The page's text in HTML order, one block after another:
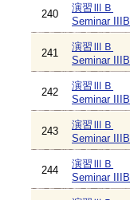
240
演習ⅢＢ
Seminar IIIB
241
演習ⅢＢ
Seminar IIIB
242
演習ⅢＢ
Seminar IIIB
243
演習ⅢＢ
Seminar IIIB
244
演習ⅢＢ
Seminar IIIB